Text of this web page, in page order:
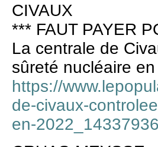
CIVAUX
*** FAUT PAYER
La centrale de
sûreté nucléaire
https://
de-civaux-
en-